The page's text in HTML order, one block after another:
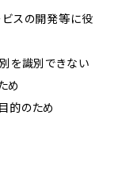
ビスの開発等に役
別を識別できない
め
的のため